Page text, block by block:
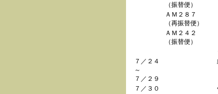
（振替便）
ＡＭ２８７
（再振替便）
ＡＭ２４２
（振替便）
７／２４
～
７／２９
７／３０